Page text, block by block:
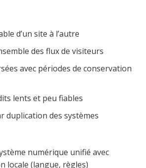
d’un site à l’autre
des flux de visiteurs
avec périodes de conservation
lents et peu fiables
duplication des systèmes
numérique unifié avec
locale (langue, règles)